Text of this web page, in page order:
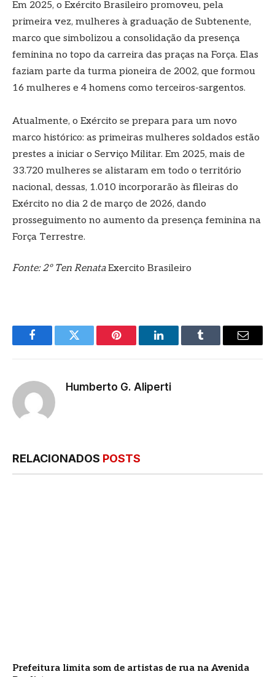
Em 2025, o Exército Brasileiro promoveu, pela
primeira vez, mulheres à graduação de Subtenente,
marco que simbolizou a consolidação da presença
feminina no topo da carreira das praças na Força. Elas
faziam parte da turma pioneira de 2002, que formou
16 mulheres e 4 homens como terceiros-sargentos.
Atualmente, o Exército se prepara para um novo
marco histórico: as primeiras mulheres soldados estão
prestes a iniciar o Serviço Militar. Em 2025, mais de
33.720 mulheres se alistaram em todo o território
nacional, dessas, 1.010 incorporarão às fileiras do
Exército no dia 2 de março de 2026, dando
prosseguimento no aumento da presença feminina na
Força Terrestre.
Fonte: 2º Ten RenataExercito Brasileiro
FacebookTwitter Pinterest LinkedInTumblr
E-
Humberto G. Aliperti
RELACIONADOS POSTS
Prefeitura limita som de artistas de rua na Avenida